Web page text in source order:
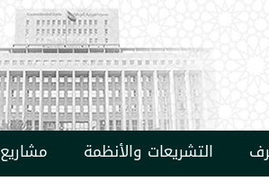
التشريعات والأنظمة مشاريع